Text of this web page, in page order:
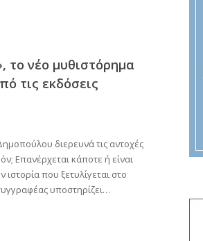
το νέο μυθιστόρημα
τις εκδόσεις
διερευνά τις αντοχές
Επανέρχεται κάποτε ή είναι
που ξετυλίγεται στο
υποστηρίζει…